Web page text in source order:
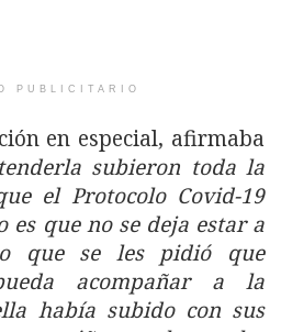
PUBLICITARIO
en especial, afirmaba
subieron toda la
el Protocolo Covid-19
es que no se deja estar a
que se les pidió que
acompañar a la
había subido con sus